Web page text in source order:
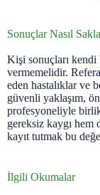
Sonuçlar Nasıl
Kişi sonuçları kendi
vermemelidir.
eden hastalıklar ve
güvenli yaklaşım,
profesyoneliyle
gereksiz kaygı hem
kayıt tutmak bu
İlgili Okumalar